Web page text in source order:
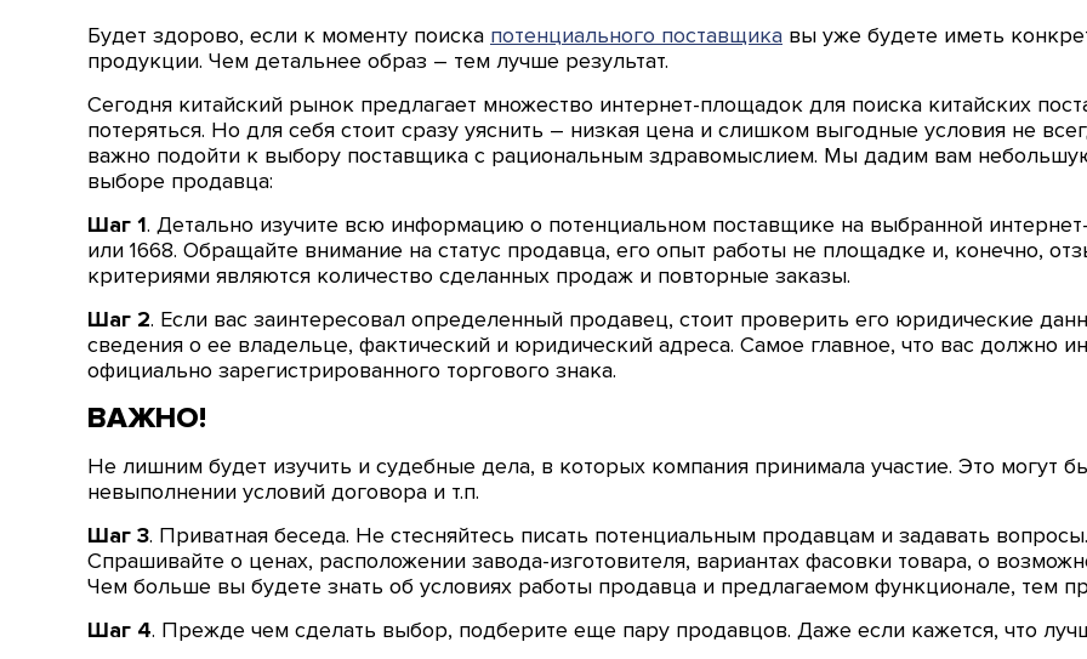
Будет здорово, если к моменту поиска потенциального поставщика вы уже будете иметь
продукции. Чем детальнее образ – тем лучше результат.
Сегодня китайский рынок предлагает множество интернет-площадок для поиска китайских
потеряться. Но для себя стоит сразу уяснить – низкая цена и слишком выгодные условия не
важно подойти к выбору поставщика с рациональным здравомыслием. Мы дадим вам
выборе продавца:
Шаг 1. Детально изучите всю информацию о потенциальном поставщике на выбранной
или 1668. Обращайте внимание на статус продавца, его опыт работы не площадке и, конечно,
критериями являются количество сделанных продаж и повторные заказы.
Шаг 2. Если вас заинтересовал определенный продавец, стоит проверить его юридические
сведения о ее владельце, фактический и юридический адреса. Самое главное, что вас должно
официально зарегистрированного торгового знака.
ВАЖНО!
Не лишним будет изучить и судебные дела, в которых компания принимала участие. Это могут
невыполнении условий договора и т.п.
Шаг 3. Приватная беседа. Не стесняйтесь писать потенциальным продавцам и задавать
Спрашивайте о ценах, расположении завода-изготовителя, вариантах фасовки товара, о
Чем больше вы будете знать об условиях работы продавца и предлагаемом функционале, тем
Шаг 4. Прежде чем сделать выбор, подберите еще пару продавцов. Даже если кажется, что